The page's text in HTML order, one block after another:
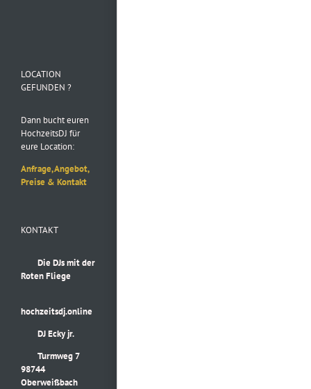
LOCATION
GEFUNDEN ?
Dann bucht euren
HochzeitsDJ für
eure Location:
Anfrage, Angebot,
Preise & Kontakt
KONTAKT
Die DJs mit der
Roten Fliege
hochzeitsdj.online
DJ Ecky jr.
Turmweg 7
98744
Oberweißbach